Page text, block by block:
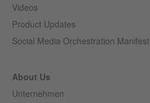
Videos
Product Updates
Social Media Orchestration Manifest
About Us
Unternehmen